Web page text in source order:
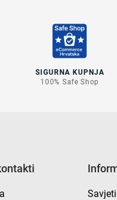
SIGURNA KUPNJA
100% Safe Shop